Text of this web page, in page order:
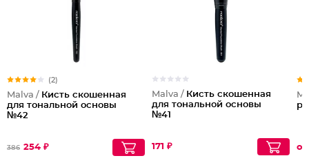
(2)
Malva / Кисть скошенная
для тональной основы
№42
386 254 ₽
Malva / Кисть скошенная
для тональной основы
№41
171 ₽